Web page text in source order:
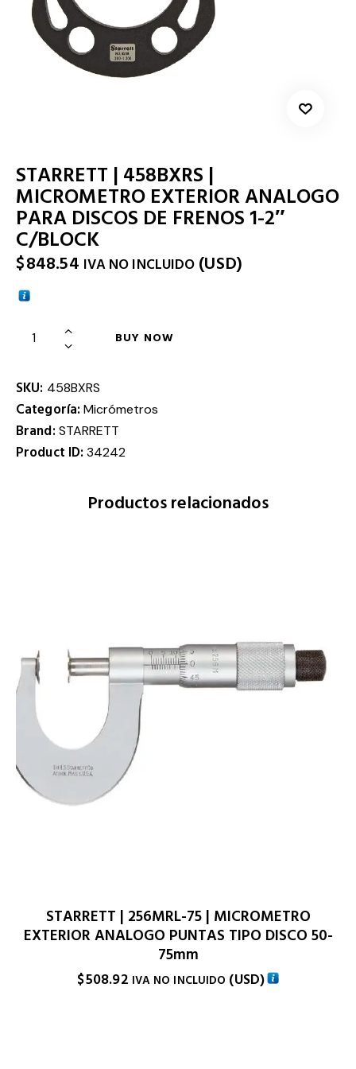
STARRETT | 458BXRS |
MICROMETRO EXTERIOR ANALOGO
PARA DISCOS DE FRENOS 1-2″
C/BLOCK
$848.54 IVA NO INCLUIDO (USD)
BUY NOW
SKU: 458BXRS
Categoría:Micrómetros
Brand: STARRETT
Product ID:34242
Productos relacionados
STARRETT | 256MRL-75 | MICROMETRO
EXTERIOR ANALOGO PUNTAS TIPO DISCO 50-
75mm
$508.92 IVA NO INCLUIDO (USD)